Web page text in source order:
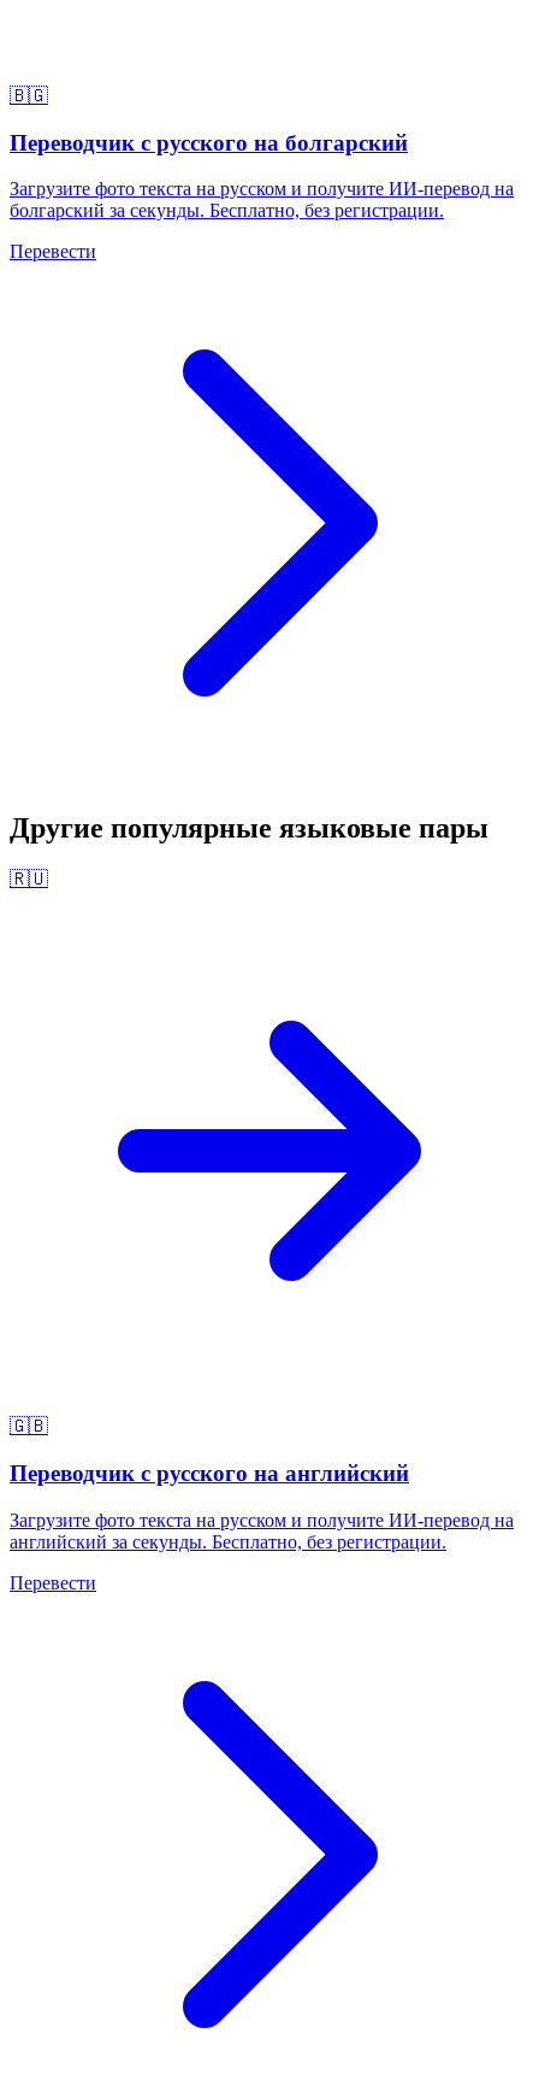
🇧🇬
Переводчик с русского на болгарский
Загрузите фото текста на русском и получите ИИ-перевод на
болгарский за секунды. Бесплатно, без регистрации.
Перевести
Другие популярные языковые пары
🇷🇺
🇬🇧
Переводчик с русского на английский
Загрузите фото текста на русском и получите ИИ-перевод на
английский за секунды. Бесплатно, без регистрации.
Перевести